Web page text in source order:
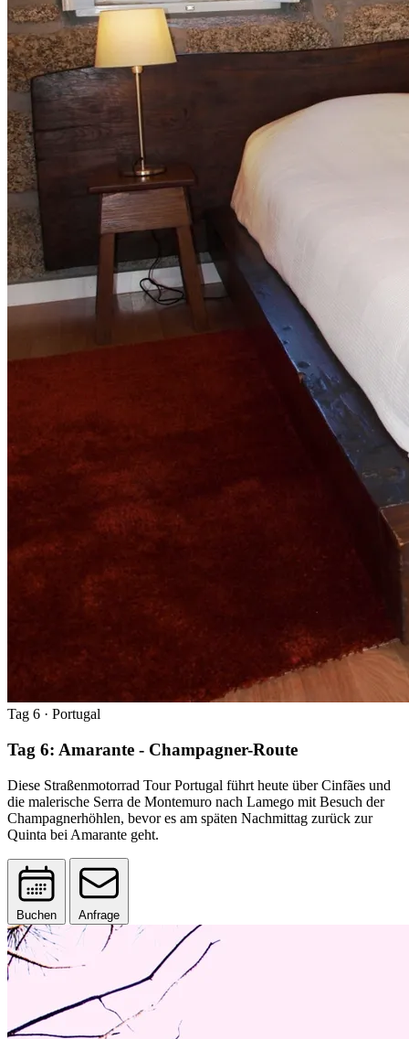
Tag 6 · Portugal
Tag 6: Amarante - Champagner-Route
Diese Straßenmotorrad Tour Portugal führt heute über Cinfães und
die malerische Serra de Montemuro nach Lamego mit Besuch der
Champagnerhöhlen, bevor es am späten Nachmittag zurück zur
Quinta bei Amarante geht.
Buchen Anfrage